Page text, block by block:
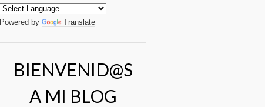
Powered by Translate
BIENVENID@S
A MI BLOG